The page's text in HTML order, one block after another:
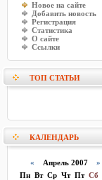
Новое на сайте
Добавить новость
Регистрация
Статистика
О сайте
Ссылки
ТОП СТАТЬИ
КАЛЕНДАРЬ
« Апрель 2007 »
Пн Вт Ср Чт Пт Сб